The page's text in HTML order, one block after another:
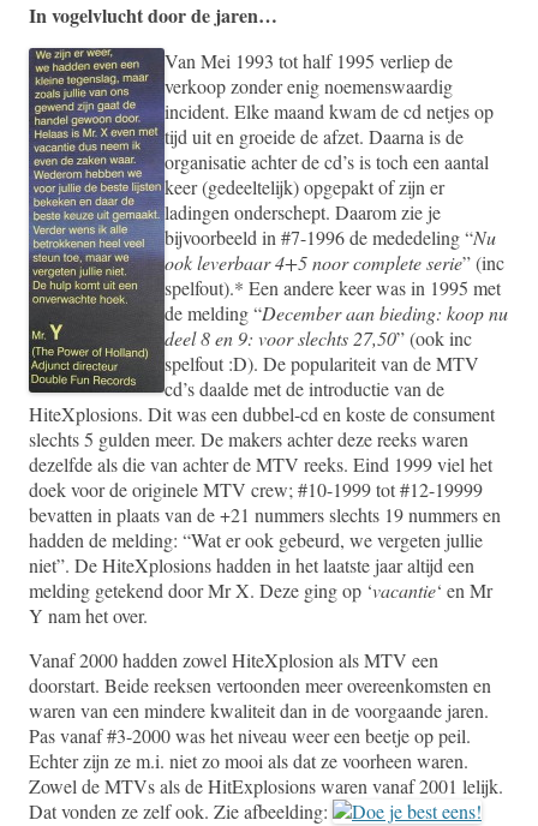
In vogelvlucht door de jaren…
Van Mei 1993 tot half 1995 verliep de
verkoop zonder enig noemenswaardig
incident. Elke maand kwam de cd netjes op
tijd uit en groeide de afzet. Daarna is de
organisatie achter de cd’s is toch een aantal
keer (gedeeltelijk) opgepakt of zijn er
ladingen onderschept. Daarom zie je
bijvoorbeeld in #7-1996 de mededeling “Nu
ook leverbaar 4+5 noor complete serie” (inc
spelfout).* Een andere keer was in 1995 met
de melding “December aan bieding: koop nu
deel 8 en 9: voor slechts 27,50” (ook inc
spelfout :D). De populariteit van de MTV
cd’s daalde met de introductie van de
HiteXplosions. Dit was een dubbel-cd en koste de consument
slechts 5 gulden meer. De makers achter deze reeks waren
dezelfde als die van achter de MTV reeks. Eind 1999 viel het
doek voor de originele MTV crew; #10-1999 tot #12-19999
bevatten in plaats van de +21 nummers slechts 19 nummers en
hadden de melding: “Wat er ook gebeurd, we vergeten jullie
niet”. De HiteXplosions hadden in het laatste jaar altijd een
melding getekend door Mr X. Deze ging op ‘vacantie‘ en Mr
Y nam het over.
Vanaf 2000 hadden zowel HiteXplosion als MTV een
doorstart. Beide reeksen vertoonden meer overeenkomsten en
waren van een mindere kwaliteit dan in de voorgaande jaren.
Pas vanaf #3-2000 was het niveau weer een beetje op peil.
Echter zijn ze m.i. niet zo mooi als dat ze voorheen waren.
Zowel de MTVs als de HitExplosions waren vanaf 2001 lelijk.
Dat vonden ze zelf ook. Zie afbeelding: